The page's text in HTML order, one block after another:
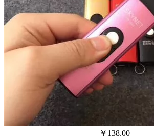
￥ 138.00